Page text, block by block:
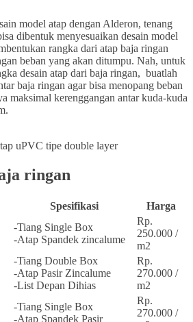
model atap dengan Alderon, tenang
dibentuk menyesuaikan desain model
rangka dari atap baja ringan
beban yang akan ditumpu. Nah, untuk
desain atap dari baja ringan, buatlah
baja ringan agar bisa menopang beban
maksimal kerenggangan antar kuda-kuda
uPVC tipe double layer
ringan
Spesifikasi Harga
-Tiang Single Box
-Atap Spandek zincalume
Rp.
250.000 /
m2
-Tiang Double Box
-Atap Pasir Zincalume
-List Depan Dihias
Rp.
270.000 /
m2
-Tiang Single Box
-Atap Spandek Pasir
Rp.
270.000 /